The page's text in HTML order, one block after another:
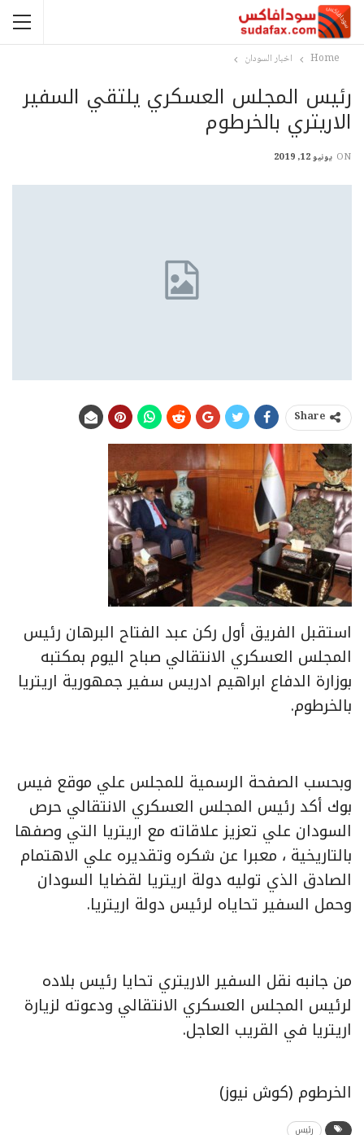
Home اخبار السودان
رئيس المجلس العسكري يلتقي السفير
الاريتري بالخرطوم
ON يونيو 12, 2019
Share
استقبل الفريق أول ركن عبد الفتاح البرهان رئيس
المجلس العسكري الانتقالي صباح اليوم بمكتبه
بوزارة الدفاع ابراهيم ادريس سفير جمهورية اريتريا
بالخرطوم.
وبحسب الصفحة الرسمية للمجلس علي موقع فيس
بوك أكد رئيس المجلس العسكري الانتقالي حرص
السودان علي تعزيز علاقاته مع اريتريا التي وصفها
بالتاريخية ، معبرا عن شكره وتقديره علي الاهتمام
الصادق الذي توليه دولة اريتريا لقضايا السودان
وحمل السفير تحاياه لرئيس دولة اريتريا.
من جانبه نقل السفير الاريتري تحايا رئيس بلاده
لرئيس المجلس العسكري الانتقالي ودعوته لزيارة
اريتريا في القريب العاجل.
الخرطوم (كوش نيوز)
رئيس